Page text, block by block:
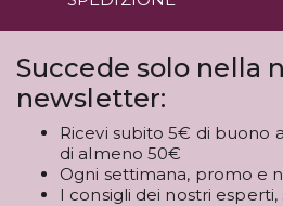
Succede solo nella
newsletter:
Ricevi subito 5€ di buono
di almeno 50€
Ogni settimana, promo e
I consigli dei nostri